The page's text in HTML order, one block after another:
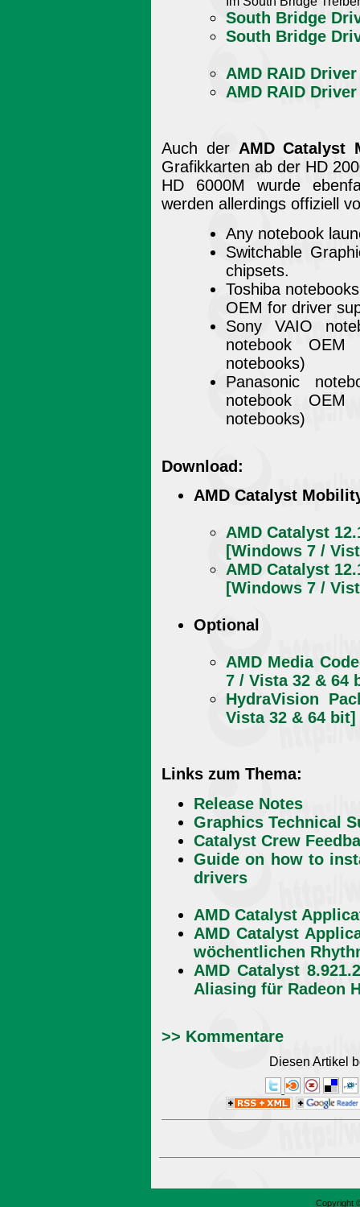
South Bridge
South Bridge
AMD RAID
AMD RAID
Auch der AMD Catalyst
Grafikkarten ab der HD
HD 6000M wurde
werden allerdings offiziell
Any notebook
Switchable
chipsets.
Toshiba
OEM for driver
Sony VAIO
notebook
notebooks)
Panasonic
notebook
notebooks)
Download:
AMD Catalyst
AMD Catalyst
[Windows 7 /
AMD Catalyst
[Windows 7 /
Optional
AMD Media
7 / Vista 32 & 64
HydraVision
Vista 32 & 64 bit]
Links zum Thema:
Release Notes
Graphics Technical
Catalyst Crew
Guide on how to
drivers
AMD Catalyst
AMD Catalyst
wöchentlichen
AMD Catalyst
Aliasing für Radeon
>> Kommentare
Diesen Artikel
Copyright